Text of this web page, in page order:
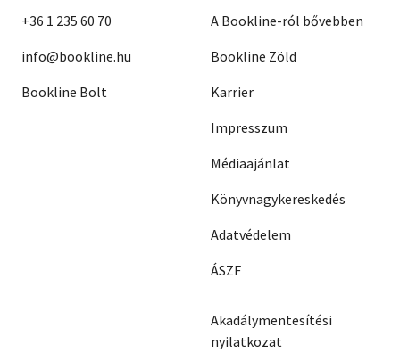
+36 1 235 60 70
info@bookline.hu
Bookline Bolt
A Bookline-ról bővebben
Bookline Zöld
Karrier
Impresszum
Médiaajánlat
Könyvnagykereskedés
Adatvédelem
ÁSZF
Akadálymentesítési
nyilatkozat